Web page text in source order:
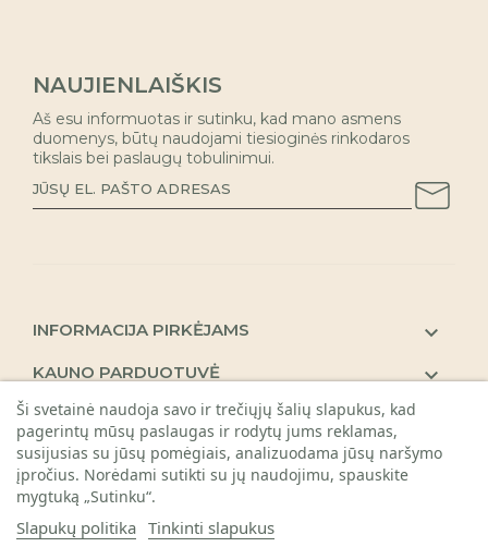
NAUJIENLAIŠKIS
Aš esu informuotas ir sutinku, kad mano asmens
duomenys, būtų naudojami tiesioginės rinkodaros
tikslais bei paslaugų tobulinimui.
INFORMACIJA PIRKĖJAMS 
KAUNO PARDUOTUVĖ 
REKVIZITAI
Ši svetainė naudoja savo ir trečiųjų šalių slapukus, kad
pagerintų mūsų paslaugas ir rodytų jums reklamas,
susijusias su jūsų pomėgiais, analizuodama jūsų naršymo
įpročius. Norėdami sutikti su jų naudojimu, spauskite
mygtuką „Sutinku“.
Slapukų politika Tinkinti slapukus